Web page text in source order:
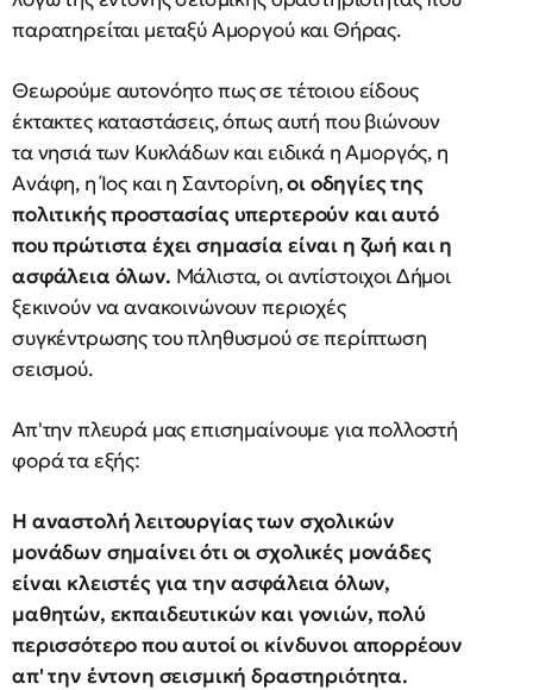
παρατηρείται μεταξύ Αμοργού και Θήρας.
Θεωρούμε αυτονόητο πως σε τέτοιου είδους
έκτακτες καταστάσεις, όπως αυτή που βιώνουν
τα νησιά των Κυκλάδων και ειδικά η Αμοργός, η
Ανάφη, η Ίος και η Σαντορίνη,οι οδηγίες της
πολιτικής προστασίας υπερτερούν και αυτό
που πρώτιστα έχει σημασία είναι η ζωή και η
ασφάλεια όλων. Μάλιστα, οι αντίστοιχοι Δήμοι
ξεκινούν να ανακοινώνουν περιοχές
συγκέντρωσης του πληθυσμού σε περίπτωση
σεισμού.
Απ'την πλευρά μας επισημαίνουμε για πολλοστή
φορά τα εξής:
Η αναστολή λειτουργίας των σχολικών
μονάδων σημαίνει ότι οι σχολικές μονάδες
είναι κλειστές για την ασφάλεια όλων,
μαθητών, εκπαιδευτικών και γονιών, πολύ
περισσότερο που αυτοί οι κίνδυνοι απορρέουν
απ' την έντονη σεισμική δραστηριότητα.